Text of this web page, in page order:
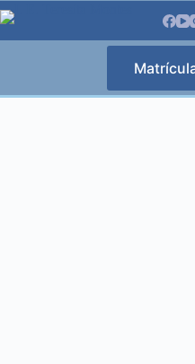
Saltar
al
contenido